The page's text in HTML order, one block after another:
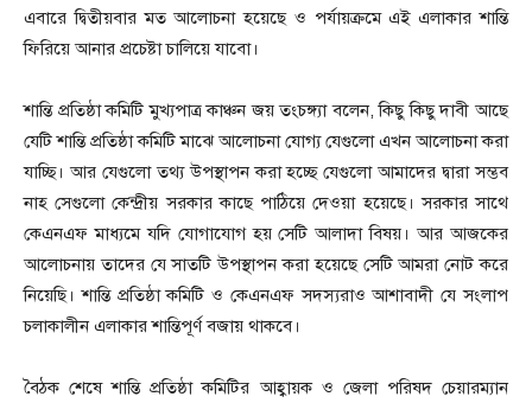
এবারে দ্বিতীয়বার মত আলোচনা হয়েছে ও পর্যায়ক্রমে এই এলাকার শান্তি
ফিরিয়ে আনার প্রচেষ্টা চালিয়ে যাবো।
শান্তি প্রতিষ্ঠা কমিটি মুখ্যপাত্র কাঞ্চন জয় তংচঙ্গ্যা বলেন, কিছু কিছু দাবী আছে
যেটি শান্তি প্রতিষ্ঠা কমিটি মাঝে আলোচনা যোগ্য যেগুলো এখন আলোচনা করা
যাচ্ছি। আর যেগুলো তথ্য উপস্থাপন করা হচ্ছে যেগুলো আমাদের দ্বারা সম্ভব
নাহ সেগুলো কেন্দ্রীয় সরকার কাছে পাঠিয়ে দেওয়া হয়েছে। সরকার সাথে
কেএনএফ মাধ্যমে যদি যোগাযোগ হয় সেটি আলাদা বিষয়। আর আজকের
আলোচনায় তাদের যে সাতটি উপস্থাপন করা হয়েছে সেটি আমরা নোট করে
নিয়েছি। শান্তি প্রতিষ্ঠা কমিটি ও কেএনএফ সদস্যরাও আশাবাদী যে সংলাপ
চলাকালীন এলাকার শান্তিপূর্ণ বজায় থাকবে।
বৈঠক শেষে শান্তি প্রতিষ্ঠা কমিটির আহ্বায়ক ও জেলা পরিষদ চেয়ারম্যান